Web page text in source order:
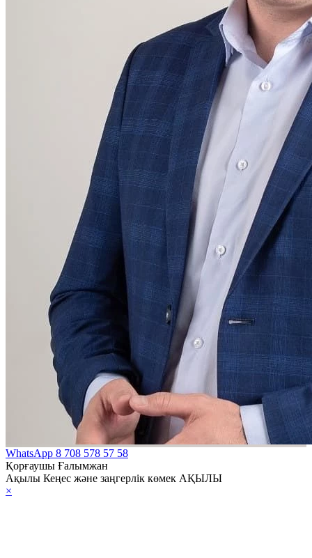
WhatsApp 8 708 578 57 58
Қорғаушы Ғалымжан
Ақылы Кеңес және заңгерлік көмек АҚЫЛЫ
×